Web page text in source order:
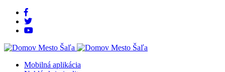
Rovno
obsah
Rovno
menu
Mobilná aplikácia